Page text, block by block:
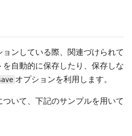
ンしている際、関連づけられて
自動的に保存したり、保存しな
オプションを利用します。
いて、下記のサンプルを用いて